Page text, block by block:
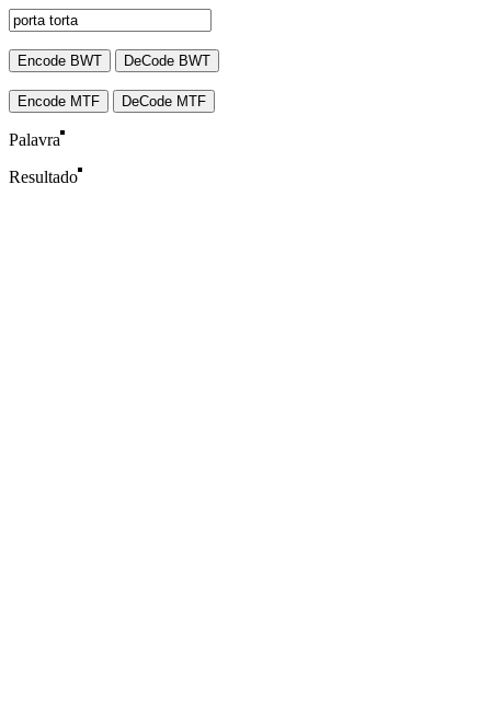
Encode BWT DeCode BWT
Encode MTF DeCode MTF
Palavra
Resultado